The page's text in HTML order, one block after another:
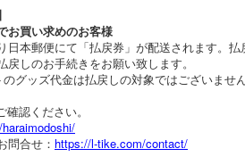
お買い求めのお客様
日本郵便にて「払戻券」が配送されます。
しのお手続きをお願い致します。
グッズ代金は払戻しの対象ではございま
認ください。
合せ： https://l-tike.com/contact/